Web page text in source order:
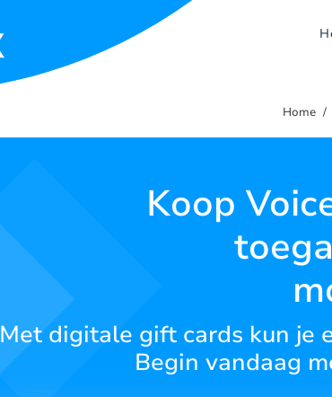
Home
Koop
Met digitale gift cards kun je
Begin vandaag